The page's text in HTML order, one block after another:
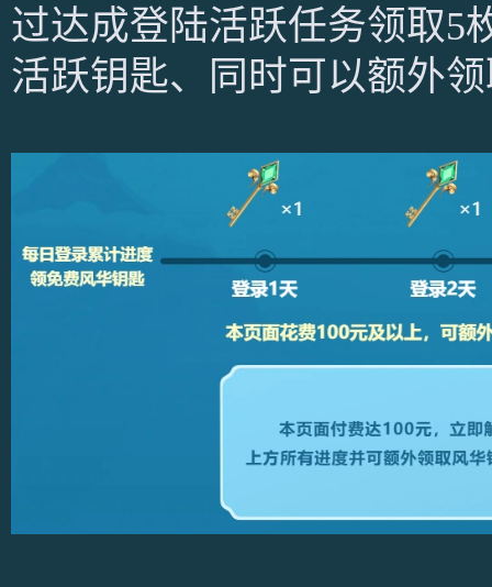
过达成登陆活跃任务领取5
活跃钥匙、同时可以额外